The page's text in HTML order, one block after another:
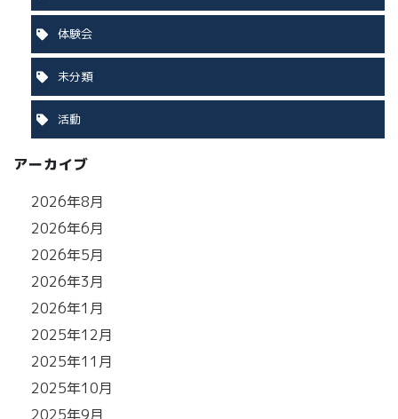
体験会
未分類
活動
アーカイブ
2026年8月
2026年6月
2026年5月
2026年3月
2026年1月
2025年12月
2025年11月
2025年10月
2025年9月